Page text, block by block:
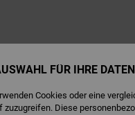
FÜR IHRE DATEN
Cookies oder eine
Diese